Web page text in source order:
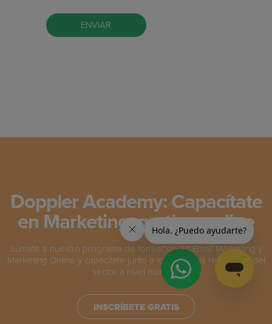
Doppler Academy: Capacítate
en Marketing, gratis y online
Súmate a nuestro programa de formación en Email Marketing y
Marketing Online y capacítate junto a los máximos referentes del
sector a nivel mundial.
INSCRÍBETE GRATIS